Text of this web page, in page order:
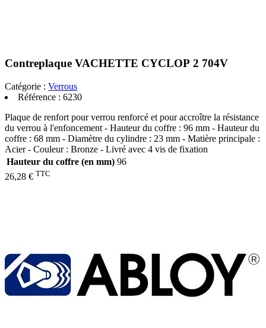
Contreplaque VACHETTE CYCLOP 2 704V
Catégorie : Verrous
Référence : 6230
Plaque de renfort pour verrou renforcé et pour accroître la résistance
du verrou à l'enfoncement - Hauteur du coffre : 96 mm - Hauteur du
coffre : 68 mm - Diamètre du cylindre : 23 mm - Matière principale :
Acier - Couleur : Bronze - Livré avec 4 vis de fixation
Hauteur du coffre (en mm) 96
26,28 € TTC